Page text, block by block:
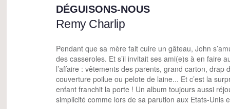
DÉGUISONS-NOUS
Remy Charlip
Pendant que sa mère fait cuire un gâteau, John
des casseroles. Et s’il invitait ses ami(e)s à en faire
l’affaire : vêtements des parents, grand carton, drap
couverture poilue ou pelote de laine... Et c’est la
enfant franchit la porte ! Un album toujours aussi
simplicité comme lors de sa parution aux Etats-Unis